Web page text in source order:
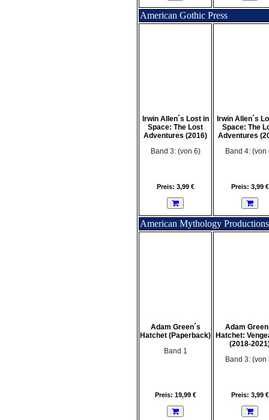
American Gothic Press
Irwin Allen´s Lost in
Space: The Lost
Adventures (2016)
Band 3: (von 6)
Preis: 3,99 €
Irwin Allen´s
Space: The
Adventures
Band 4: (von
Preis: 3,99 €
American Mythology
Adam Green´s
Hatchet (Paperback)
Band 1
Preis: 19,99 €
Adam
Hatchet:
(2018-
Band 3: (von
Preis: 3,99 €